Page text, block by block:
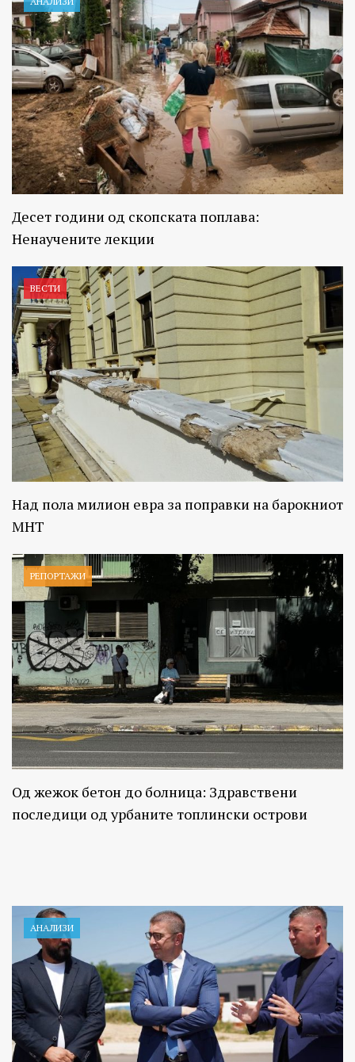
Десет години од скопската поплава:
Ненаучените лекции
ВЕСТИ
Над пола милион евра за поправки на барокниот
МНТ
РЕПОРТАЖИ
Од жежок бетон до болница: Здравствени
последици од урбаните топлински острови
АНАЛИЗИ